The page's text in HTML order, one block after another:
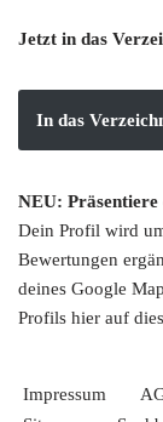
Jetzt in das
In das
NEU:
Dein Profil wird
Bewertungen
deines Google
Profils hier auf
Impressum